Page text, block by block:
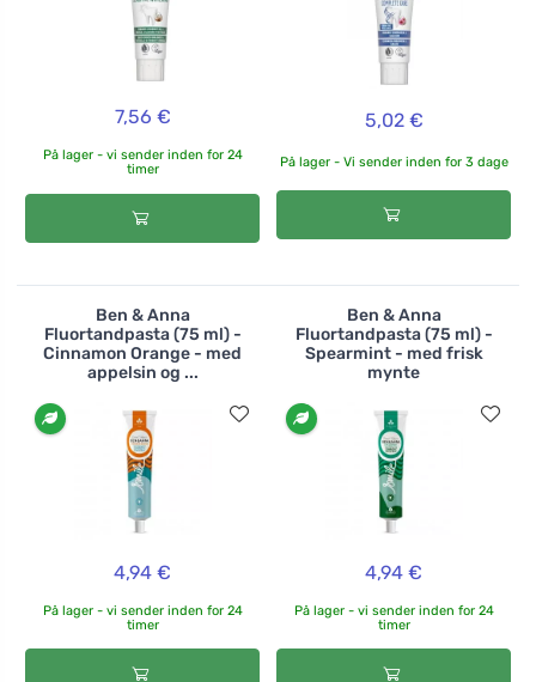
7,56 €
På lager - vi sender inden for 24
timer
5,02 €
På lager - Vi sender inden for 3 dage
Ben & Anna
Fluortandpasta (75 ml) -
Cinnamon Orange - med
appelsin og ...
4,94 €
På lager - vi sender inden for 24
timer
Ben & Anna
Fluortandpasta (75 ml) -
Spearmint - med frisk
mynte
4,94 €
På lager - vi sender inden for 24
timer